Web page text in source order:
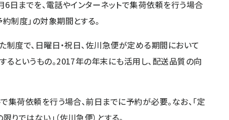
までを、電話やインターネットで集荷依頼を行う場合
制度」の対象期間とする。
度で、日曜日・祝日、佐川急便が定める期間において
というもの。2017年の年末にも活用し、配送品質の向
集荷依頼を行う場合、前日までに予約が必要。なお、「定
ではない」（佐川急便）とする。